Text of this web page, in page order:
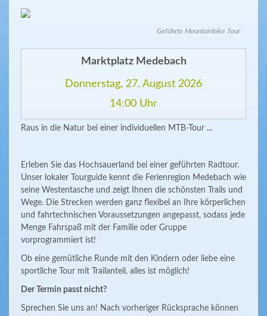
Geführte Mountainbike Tour
Marktplatz Medebach
Donnerstag, 27. August 2026
14:00 Uhr
Raus in die Natur bei einer individuellen MTB-Tour ...
Erleben Sie das Hochsauerland bei einer geführten Radtour.
Unser lokaler Tourguide kennt die Ferienregion Medebach wie
seine Westentasche und zeigt Ihnen die schönsten Trails und
Wege. Die Strecken werden ganz flexibel an Ihre körperlichen
und fahrtechnischen Voraussetzungen angepasst, sodass jede
Menge Fahrspaß mit der Familie oder Gruppe
vorprogrammiert ist!
Ob eine gemütliche Runde mit den Kindern oder liebe eine
sportliche Tour mit Trailanteil, alles ist möglich!
Der Termin passt nicht?
Sprechen Sie uns an! Nach vorheriger Rücksprache können